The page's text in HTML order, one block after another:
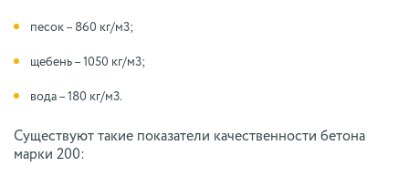
песок – 860 кг/м3;
щебень – 1050 кг/м3;
вода – 180 кг/м3.
Существуют такие показатели качественности бетона
марки 200: